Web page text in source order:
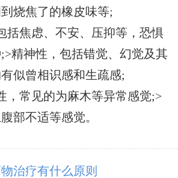
烧焦了的橡皮味等;
括焦虑、不安、压抑等，恐惧
精神性，包括错觉、幻觉及其
似曾相识感和生疏感;
，常见的为麻木等异常感觉;>
部不适等感觉。
治疗有什么原则